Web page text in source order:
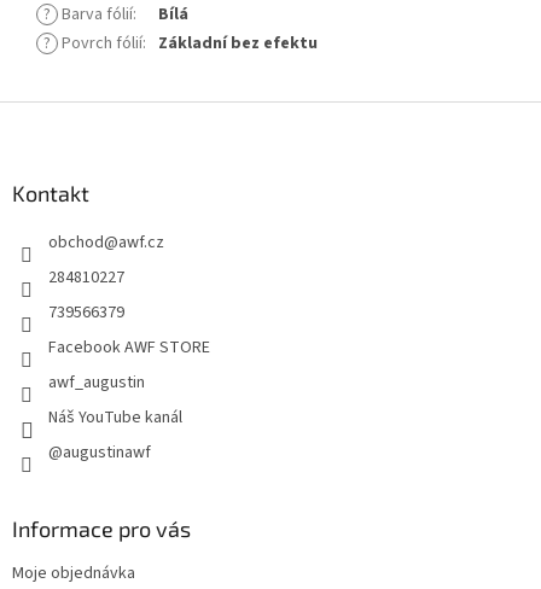
? Barva fólií:
Bílá
? Povrch fólií: Základní bez efektu
Kontakt
obchod@awf.cz
284810227
739566379
Facebook AWF STORE
awf_augustin
Náš YouTube kanál
@augustinawf
Informace pro vás
Moje objednávka